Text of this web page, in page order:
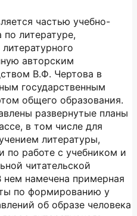
частью учебно-
литературе,
авторским
В.Ф. Чертова в
государственным
общего образования.
развернутые планы
в том числе для
литературы,
по работе с учебником и
читательской
нем намечена примерная
по формированию у
об образе человека